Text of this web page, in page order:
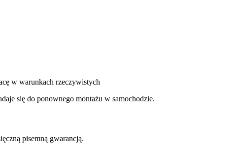
w warunkach rzeczywistych
się do ponownego montażu w samochodzie.
pisemną gwarancją.